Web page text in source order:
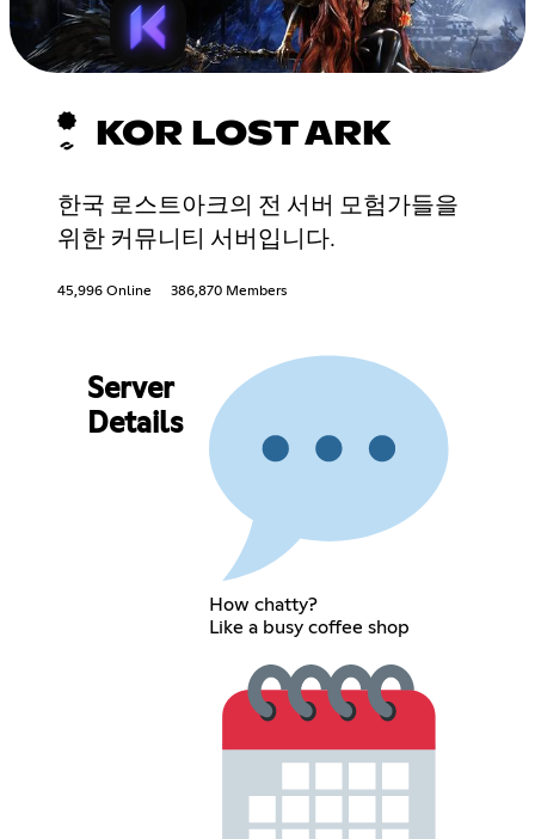
KOR LOST ARK
한국 로스트아크의 전 서버 모험가들을
위한 커뮤니티 서버입니다.
45,996 Online 386,870 Members
Server
Details
How chatty?
Like a busy coffee shop